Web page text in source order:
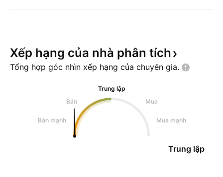
Xếp hạng của nhà phân tích
Tổng hợp góc nhìn xếp hạng của chuyên gia.
Trung lập
Bán
Mua
Bán mạnh Mua mạnh
Trung lập